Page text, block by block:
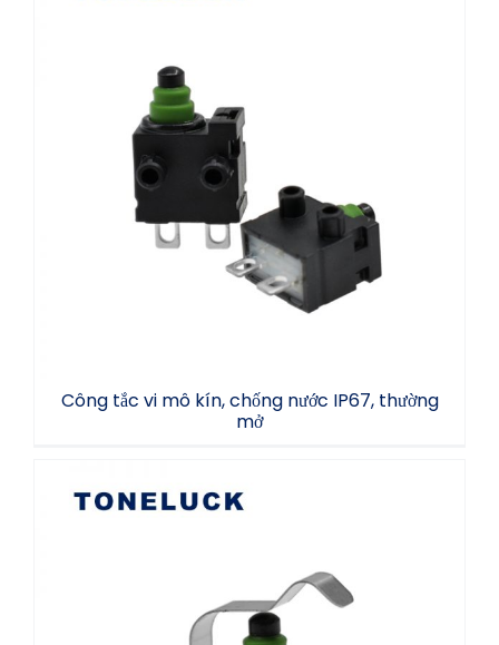
Công tắc vi mô kín, chống nước IP67,
thường mở
Công tắc vi mô kín, chống nước IP67, thường
mở